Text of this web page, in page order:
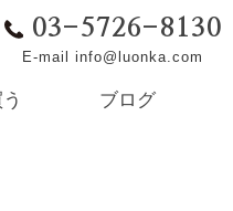
03-5726-8130
E-mail info@luonka.com
ブログ